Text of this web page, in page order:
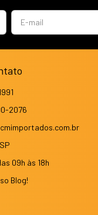
2076
09h às 18h
Blog!